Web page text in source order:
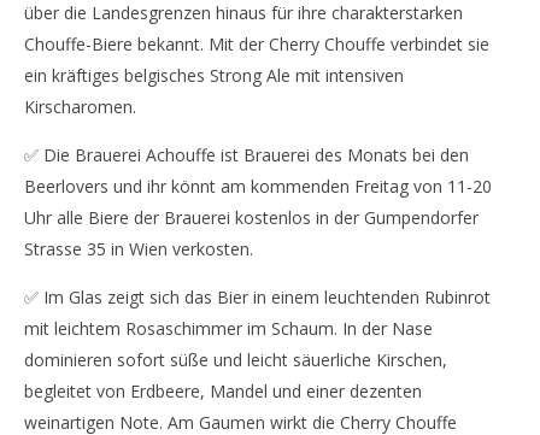
über die Landesgrenzen hinaus für ihre charakterstarken
Chouffe-Biere bekannt. Mit der Cherry Chouffe verbindet sie
ein kräftiges belgisches Strong Ale mit intensiven
Kirscharomen.
✅ Die Brauerei Achouffe ist Brauerei des Monats bei den
Beerlovers und ihr könnt am kommenden Freitag von 11-20
Uhr alle Biere der Brauerei kostenlos in der Gumpendorfer
Strasse 35 in Wien verkosten.
✅ Im Glas zeigt sich das Bier in einem leuchtenden Rubinrot
mit leichtem Rosaschimmer im Schaum. In der Nase
dominieren sofort süße und leicht säuerliche Kirschen,
begleitet von Erdbeere, Mandel und einer dezenten
weinartigen Note. Am Gaumen wirkt die Cherry Chouffe